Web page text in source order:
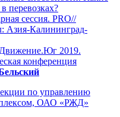
перевозках?
сессия. PRO//
Азия-Калининград-
2019.
конференция
по управлению
ОАО «РЖД»